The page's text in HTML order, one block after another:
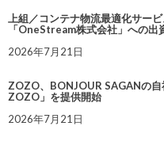
上組／コンテナ物流最適化サー
「OneStream株式会社」への出
2026年7月21日
ZOZO、BONJOUR SAGANの
ZOZO」を提供開始
2026年7月21日